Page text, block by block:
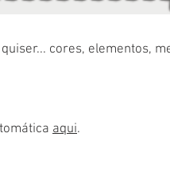
cores, elementos,
aqui.